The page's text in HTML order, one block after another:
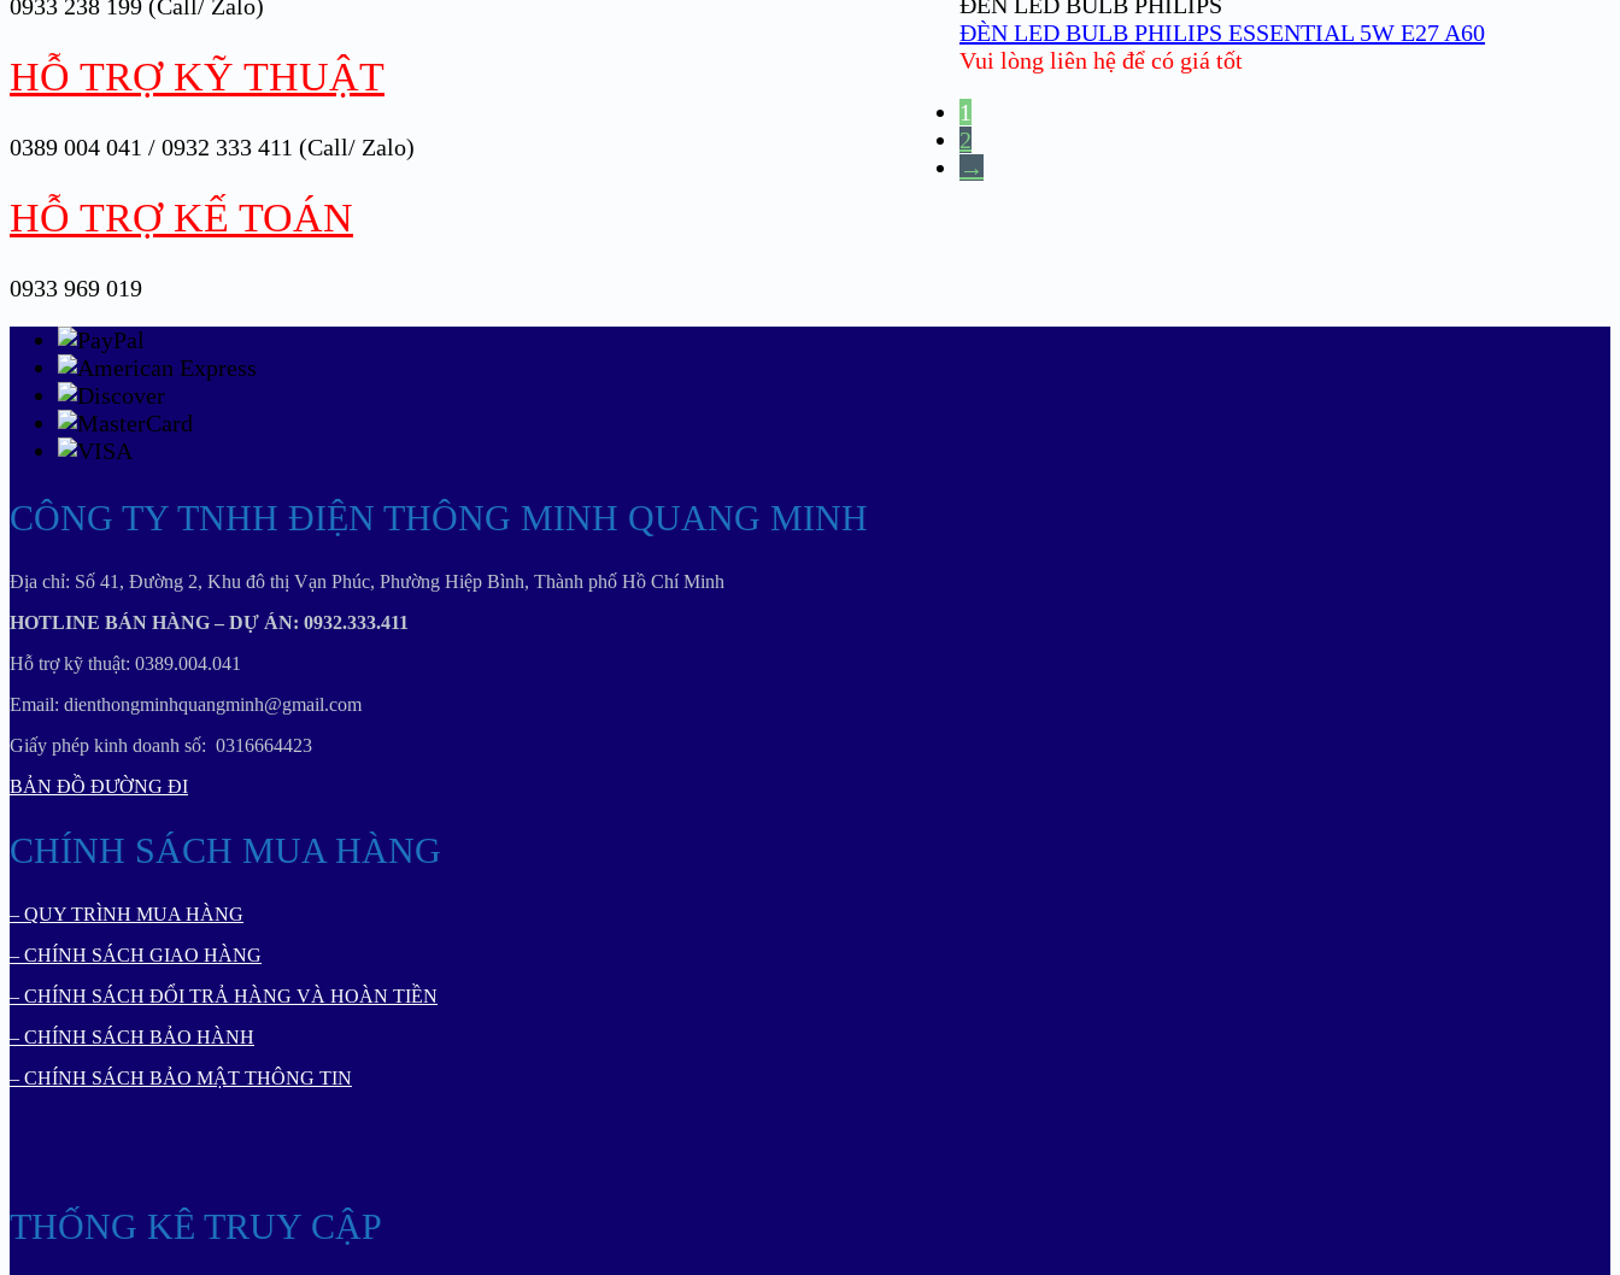
ĐÈN LED BULB PHILIPS
ĐÈN LED BULB PHILIPS ESSENTIAL 5W E27 A60
Vui lòng liên hệ để có giá tốt
1
2
→
0933 238 199 (Call/ Zalo)
HỖ TRỢ KỸ THUẬT
0389 004 041 / 0932 333 411 (Call/ Zalo)
HỖ TRỢ KẾ TOÁN
0933 969 019
CÔNG TY TNHH ĐIỆN THÔNG MINH QUANG MINH
Địa chỉ: Số 41, Đường 2, Khu đô thị Vạn Phúc, Phường Hiệp Bình, Thành phố Hồ Chí Minh
HOTLINE BÁN HÀNG – DỰ ÁN: 0932.333.411
Hỗ trợ kỹ thuật: 0389.004.041
Email: dienthongminhquangminh@gmail.com
Giấy phép kinh doanh số: 0316664423
BẢN ĐỒ ĐƯỜNG ĐI
CHÍNH SÁCH MUA HÀNG
– QUY TRÌNH MUA HÀNG
– CHÍNH SÁCH GIAO HÀNG
– CHÍNH SÁCH ĐỔI TRẢ HÀNG VÀ HOÀN TIỀN
– CHÍNH SÁCH BẢO HÀNH
– CHÍNH SÁCH BẢO MẬT THÔNG TIN
THỐNG KÊ TRUY CẬP